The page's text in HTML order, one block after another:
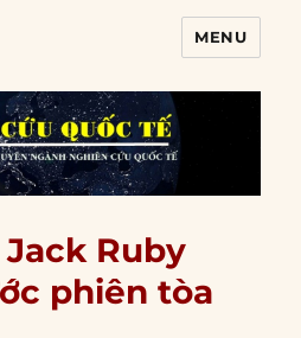
MENU
Jack Ruby
phiên tòa